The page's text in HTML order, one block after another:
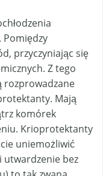
Pomiędzy
przyczyniając się
Z tego
rozprowadzane
Mają
komórek
Krioprotektanty
uniemożliwić
utwardzenie bez